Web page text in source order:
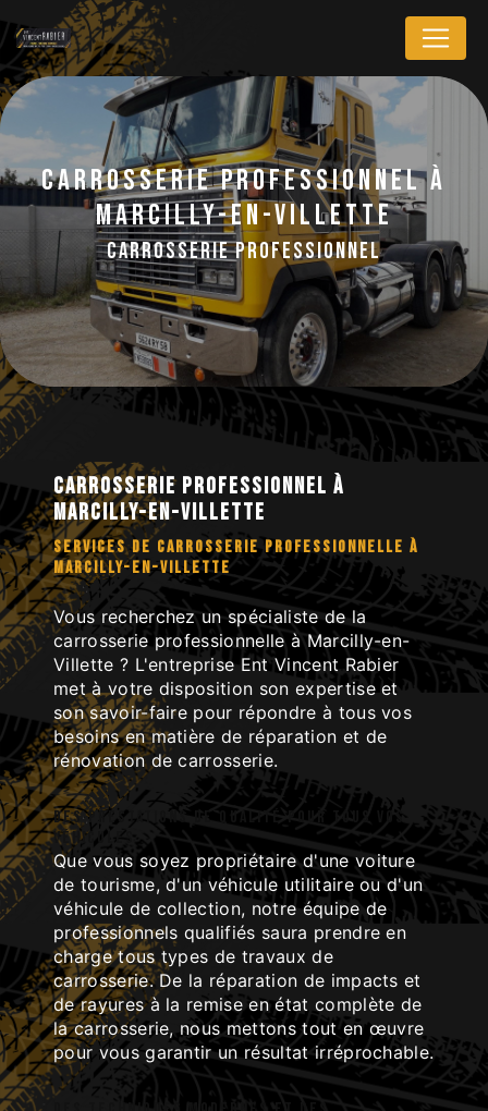
Carrosserie professionnel à
Marcilly-en-Villette
Carrosserie professionnel
Carrosserie professionnel à
Marcilly-en-Villette
SERVICES DE CARROSSERIE PROFESSIONNELLE À
MARCILLY-EN-VILLETTE
Vous recherchez un spécialiste de la
carrosserie professionnelle à Marcilly-en-
Villette ? L'entreprise Ent Vincent Rabier
met à votre disposition son expertise et
son savoir-faire pour répondre à tous vos
besoins en matière de réparation et de
rénovation de carrosserie.
Des prestations de qualité pour tous vos
véhicules
Que vous soyez propriétaire d'une voiture
de tourisme, d'un véhicule utilitaire ou d'un
véhicule de collection, notre équipe de
professionnels qualifiés saura prendre en
charge tous types de travaux de
carrosserie. De la réparation de impacts et
de rayures à la remise en état complète de
la carrosserie, nous mettons tout en œuvre
pour vous garantir un résultat irréprochable.
Panneau de gestion des cookies